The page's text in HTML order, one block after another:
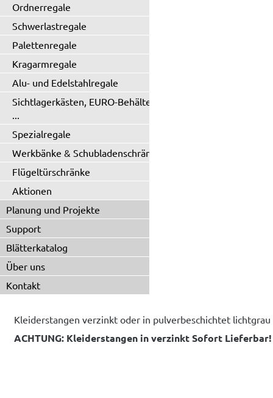
Ordnerregale
Schwerlastregale
Palettenregale
Kragarmregale
Alu- und Edelstahlregale
Sichtlagerkästen, EURO-Behälter
...
Spezialregale
Werkbänke & Schubladenschränke
Flügeltürschränke
Aktionen
Planung und Projekte
Support
Blätterkatalog
Über uns
Kontakt
Kleiderstangen verzinkt oder in pulverbeschichtet lichtgrau
ACHTUNG: Kleiderstangen in verzinkt Sofort Lieferbar!